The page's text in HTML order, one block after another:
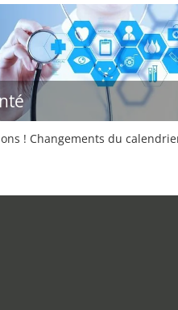
! Changements du